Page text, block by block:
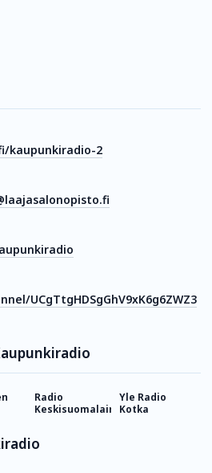
kaupunkiradio-2
UCgTtgHDSgGhV9xK6g6ZWZ3
Radio
Keskisuomalainen
Yle Radio
Kotka